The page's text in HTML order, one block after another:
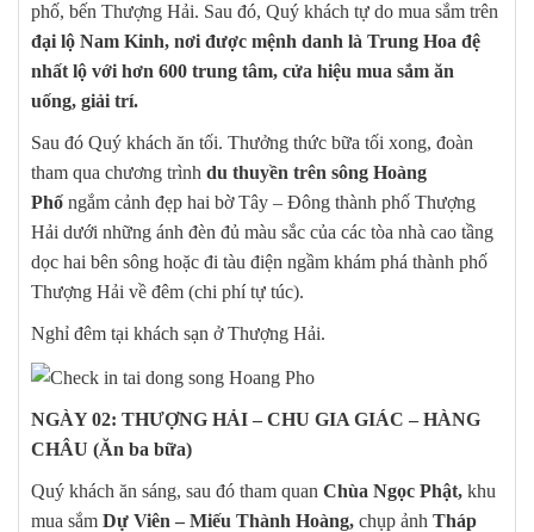
phố, bến Thượng Hải. Sau đó, Quý khách tự do mua sắm trên
đại lộ Nam Kinh, nơi được mệnh danh là Trung Hoa đệ
nhất lộ với hơn 600 trung tâm, cửa hiệu mua sắm ăn
uống, giải trí.
Sau đó Quý khách ăn tối. Thưởng thức bữa tối xong, đoàn
tham qua chương trình du thuyền trên sông Hoàng
Phố ngắm cảnh đẹp hai bờ Tây – Đông thành phố Thượng
Hải dưới những ánh đèn đủ màu sắc của các tòa nhà cao tầng
dọc hai bên sông hoặc đi tàu điện ngầm khám phá thành phố
Thượng Hải về đêm (chi phí tự túc).
Nghỉ đêm tại khách sạn ở Thượng Hải.
NGÀY 02: THƯỢNG HẢI – CHU GIA GIÁC – HÀNG
CHÂU (Ăn ba bữa)
Quý khách ăn sáng, sau đó tham quan Chùa Ngọc Phật, khu
mua sắm Dự Viên – Miếu Thành Hoàng, chụp ảnh Tháp